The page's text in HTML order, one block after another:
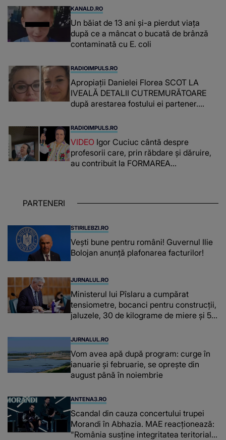
mea...”
KANALD.RO
Un băiat de 13 ani și-a pierdut viața
după ce a mâncat o bucată de brânză
contaminată cu E. coli
RADIOIMPULS.RO
Apropiații Danielei Florea SCOT LA
IVEALĂ DETALII CUTREMURĂTOARE
după arestarea fostului ei partener.
românca ucisă în Italia și ascunsă în
lada unui pat: " Îmi pare rău că nu am
reușit să fac mai mult pentru ea și..."
RADIOIMPULS.RO
VIDEO Igor Cuciuc cântă despre
profesorii care, prin răbdare și dăruire,
au contribuit la FORMAREA
chiar și după trecerea anilor: "De
PARTENERI
STIRILEBZI.RO
Vești bune pentru români! Guvernul Ilie
Bolojan anunță plafonarea facturilor!
JURNALUL.RO
Ministerul lui Pîslaru a cumpărat
tensiometre, bocanci pentru construcții,
jaluzele, 30 de kilograme de miere și 50
JURNALUL.RO
Vom avea apă după program: curge în
ianuarie și februarie, se oprește din
august până în noiembrie
ANTENA3.RO
Scandal din cauza concertului trupei
Morandi în Abhazia. MAE reacționează:
"România susține integritatea teritorială